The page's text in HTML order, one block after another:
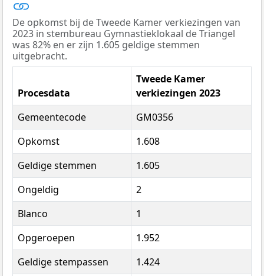
De opkomst bij de Tweede Kamer verkiezingen van
2023 in stembureau Gymnastieklokaal de Triangel
was 82% en er zijn 1.605 geldige stemmen
uitgebracht.
Procesdata
Tweede Kamer
verkiezingen 2023
Gemeentecode
GM0356
Opkomst
1.608
Geldige stemmen
1.605
Ongeldig
2
Blanco
1
Opgeroepen
1.952
Geldige stempassen
1.424